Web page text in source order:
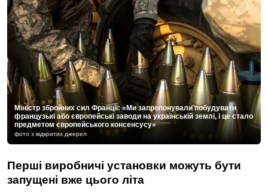
Міністр збройних сил Франції: «Ми запропонували побудувати
французькі або європейські заводи на українській землі, і це стало
предметом європейського консенсусу»
фото з відкритих джерел
Перші виробничі установки можуть бути
запущені вже цього літа